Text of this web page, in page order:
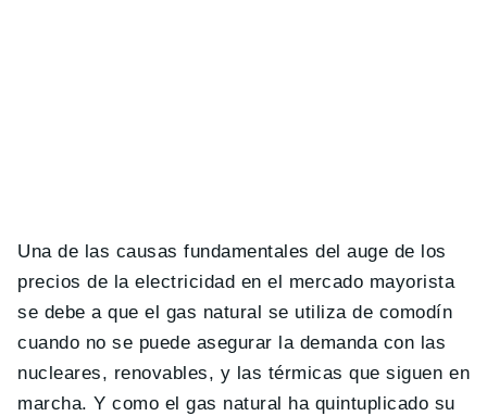
Una de las causas fundamentales del auge de los
precios de la electricidad en el mercado mayorista
se debe a que el gas natural se utiliza de comodín
cuando no se puede asegurar la demanda con las
nucleares, renovables, y las térmicas que siguen en
marcha. Y como el gas natural ha quintuplicado su